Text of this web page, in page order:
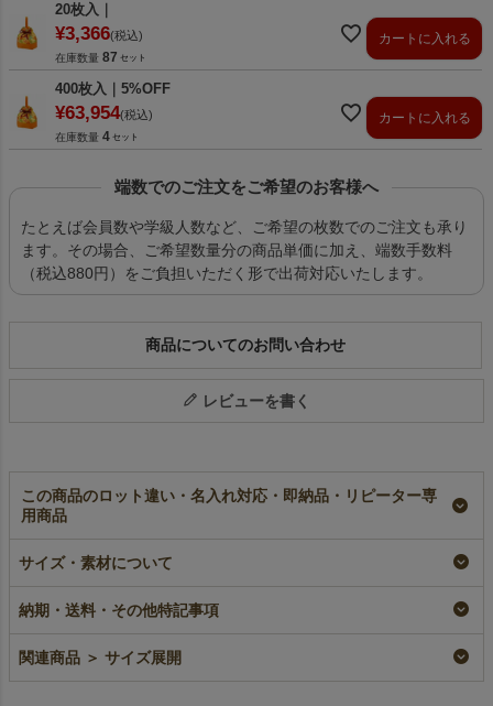
20枚入｜
¥3,366 税込
在庫数量 87
カートに入れる
400枚入｜5%OFF
¥63,954 税込
在庫数量 4
カートに入れる
端数でのご注文をご希望のお客様へ
たとえば会員数や学級人数など、ご希望の枚数でのご注文も承り
ます。その場合、ご希望数量分の商品単価に加え、端数手数料
（税込880円）をご負担いただく形で出荷対応いたします。
商品についてのお問い合わせ
レビューを書く
この商品のロット違い・名入れ対応・即納品・リピーター専
用商品
トート（ミニ）紅葉柄
FP｜不織布ラッピン
グ袋｜20枚入～
2,442
布ラッピング袋｜20枚
入～
着 紅葉柄｜不織布ラ
ッピング袋｜20枚入～
サイズ・素材について
納期・送料・その他特記事項
関連商品 ＞ サイズ展開